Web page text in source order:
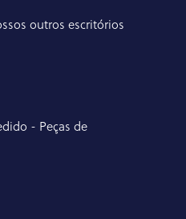
outros escritórios
- Peças de